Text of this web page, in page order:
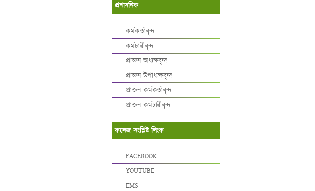
প্রশাসনিক
কর্মকর্তাবৃন্দ
কর্মচারীবৃন্দ
প্রাক্তন অধ্যক্ষবৃন্দ
প্রাক্তন উপাধ্যক্ষবৃন্দ
প্রাক্তন কর্মকর্তাবৃন্দ
প্রাক্তন কর্মচারীবৃন্দ
কলেজ সংশ্লিষ্ট লিংক
FACEBOOK
YOUTUBE
EMS